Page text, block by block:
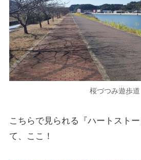
桜づつみ遊歩道
こちらで見られる『ハートスト
て、ここ！